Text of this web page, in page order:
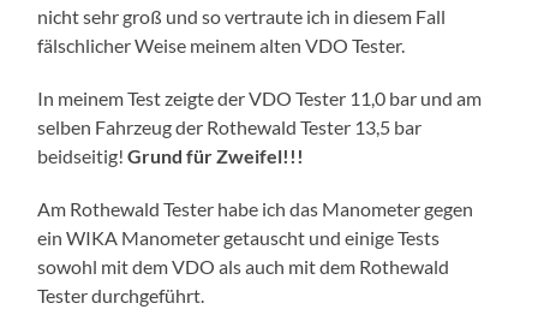
nicht sehr groß und so vertraute ich in diesem Fall
fälschlicher Weise meinem alten VDO Tester.
In meinem Test zeigte der VDO Tester 11,0 bar und am
selben Fahrzeug der Rothewald Tester 13,5 bar
beidseitig!Grund für Zweifel!!!
Am Rothewald Tester habe ich das Manometer gegen
ein WIKA Manometer getauscht und einige Tests
sowohl mit dem VDO als auch mit dem Rothewald
Tester durchgeführt.